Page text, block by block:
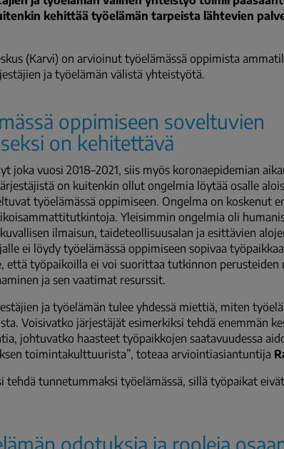
kehittää työelämän tarpeista lähtevien
(Karvi) on arvioinut työelämässä oppimista
ja työelämän välistä yhteistyötä.
oppimiseen soveltuvien
on kehitettävä
joka vuosi 2018–2021, siis myös koronaepidemian
on kuitenkin ollut ongelmia löytää osalle
työelämässä oppimiseen. Ongelma on koskenut
Yleisimmin ongelmia oli
ilmaisun, taideteollisuusalan ja esittävien
ei löydy työelämässä oppimiseen sopivaa
että työpaikoilla ei voi suorittaa tutkinnon perusteiden
ja sen vaatimat resurssit.
ja työelämän tulee yhdessä miettiä, miten
Voisivatko järjestäjät esimerkiksi tehdä enemmän
johtuvatko haasteet työpaikkojen saatavuudessa
toimintakulttuurista”, toteaa arviointiasiantuntija
tunnetummaksi työelämässä, sillä työpaikat
odotuksia ja rooleja